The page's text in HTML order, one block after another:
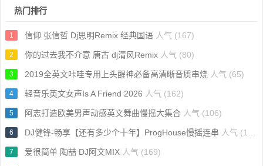
热门排行
1 信仰 张信哲 Dj思明Remix 经典国语 人气 (167)
2 你的过去我不介意 唐古 dj清风Remix 人气 (80)
3 2019全英文咔哇专用上头醒神必备高清晰音质串烧 人气 (65)
4 轻音乐英文女声Is A Friend 2026 人气 (162)
5 阿志打造欧美男声动感英文舞曲慢摇大集合 人气 (106)
6 DJ健锋-畅享【还有多少个十年】ProgHouse慢摇连串 人气 (118)
7 爱很简单 陶喆 DJ阿文MIX 人气 (169)